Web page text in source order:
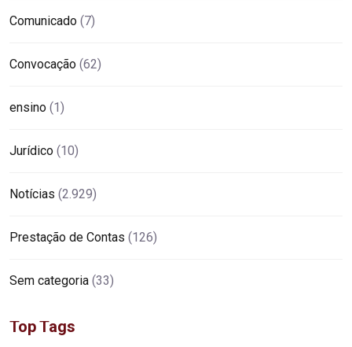
Comunicado (7)
Convocação (62)
ensino (1)
Jurídico (10)
Notícias (2.929)
Prestação de Contas (126)
Sem categoria (33)
Top Tags